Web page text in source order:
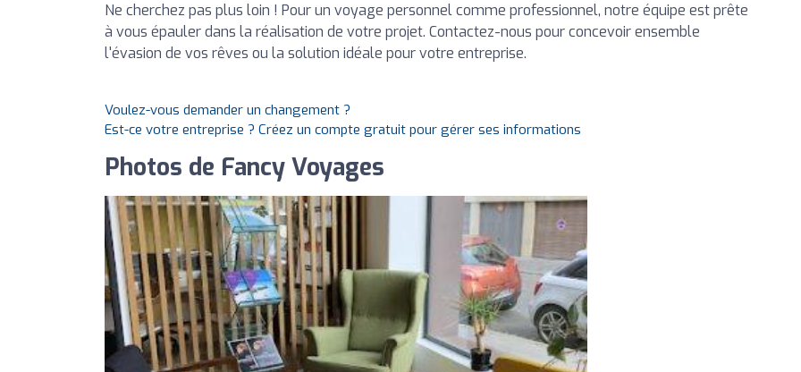
Ne cherchez pas plus loin ! Pour un voyage personnel comme professionnel, notre équipe est prête
à vous épauler dans la réalisation de votre projet. Contactez-nous pour concevoir ensemble
l'évasion de vos rêves ou la solution idéale pour votre entreprise.
Voulez-vous demander un changement ?
Est-ce votre entreprise ? Créez un compte gratuit pour gérer ses informations
Photos de Fancy Voyages